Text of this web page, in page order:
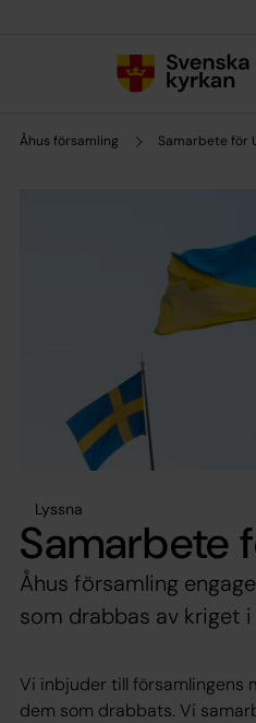
Åhus församling Samarbete för
Lyssna
Samarbete
Åhus församling
som drabbas av kriget i
Vi inbjuder till församlingens
dem som drabbats. Vi